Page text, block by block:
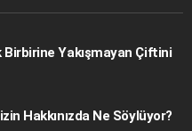
Birbirine Yakışmayan Çiftini
Hakkınızda Ne Söylüyor?